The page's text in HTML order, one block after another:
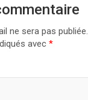
ne sera pas publiée.
avec *